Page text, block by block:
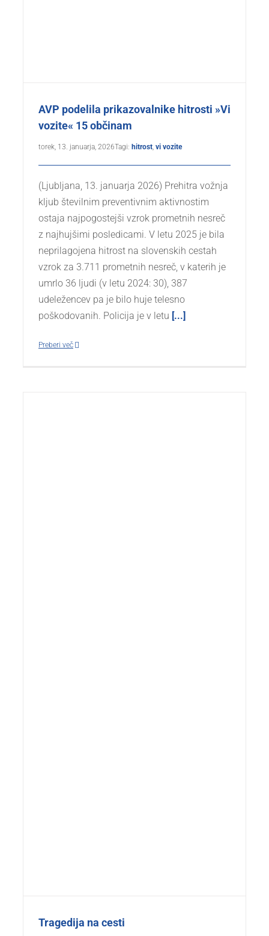
AVP podelila prikazovalnike hitrosti »Vi
vozite« 15 občinam
torek, 13. januarja, 2026Tagi: hitrost, vi vozite
(Ljubljana, 13. januarja 2026) Prehitra vožnja
kljub številnim preventivnim aktivnostim
ostaja najpogostejši vzrok prometnih nesreč
z najhujšimi posledicami. V letu 2025 je bila
neprilagojena hitrost na slovenskih cestah
vzrok za 3.711 prometnih nesreč, v katerih je
umrlo 36 ljudi (v letu 2024: 30), 387
udeležencev pa je bilo huje telesno
poškodovanih. Policija je v letu [...]
Preberi več
Tragedija na cesti